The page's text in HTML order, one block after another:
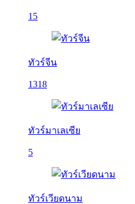
15
ทัวร์จีน
1318
ทัวร์มาเลเซีย
5
ทัวร์เวียดนาม